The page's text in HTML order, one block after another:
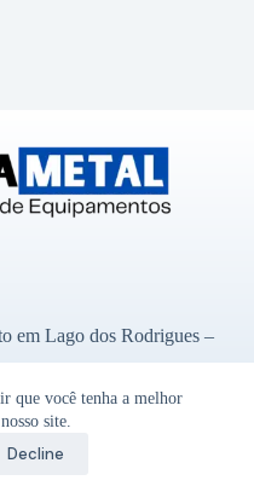
que você tenha a melhor
site.
Decline
em Lago dos Rodrigues –
em Bady Bassitt – SP
em Alto Garças – MT
em Godoy Moreira – PR
Um site do Grupo